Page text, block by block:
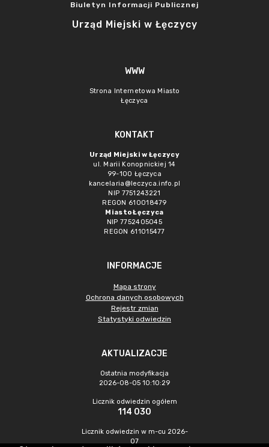
Biuletyn Informacji Publicznej
Urząd Miejski w Łęczycy
WWW
Strona Internetowa Miasto
Łęczyca
KONTAKT
Urząd Miejski w Łęczycy
ul. Marii Konopnickiej 14
99-100 Łęczyca
kancelaria@leczyca.info.pl
NIP 7751243221
REGON 610018479
Miasto Łęczyca
NIP 7752405045
REGON 611015477
INFORMACJE
Mapa strony
Ochrona danych osobowych
Rejestr zmian
Statystyki odwiedzin
AKTUALIZACJE
Ostatnia modyfikacja
2026-08-05 10:10:29
Licznik odwiedzin ogółem
114 030
Licznik odwiedzin w m-cu 2026-
07